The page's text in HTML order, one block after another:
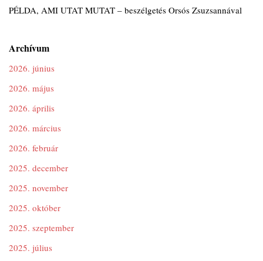
PÉLDA, AMI UTAT MUTAT – beszélgetés Orsós Zsuzsannával
Archívum
2026. június
2026. május
2026. április
2026. március
2026. február
2025. december
2025. november
2025. október
2025. szeptember
2025. július